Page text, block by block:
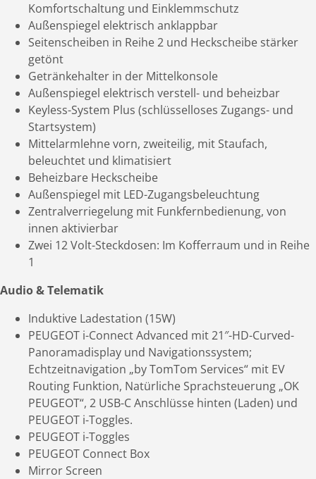
Komfortschaltung und Einklemmschutz
Außenspiegel elektrisch anklappbar
Seitenscheiben in Reihe 2 und Heckscheibe stärker
getönt
Getränkehalter in der Mittelkonsole
Außenspiegel elektrisch verstell- und beheizbar
Keyless-System Plus (schlüsselloses Zugangs- und
Startsystem)
Mittelarmlehne vorn, zweiteilig, mit Staufach,
beleuchtet und klimatisiert
Beheizbare Heckscheibe
Außenspiegel mit LED-Zugangsbeleuchtung
Zentralverriegelung mit Funkfernbedienung, von
innen aktivierbar
Zwei 12 Volt-Steckdosen: Im Kofferraum und in Reihe
1
Audio & Telematik
Induktive Ladestation (15W)
PEUGEOT i-Connect Advanced mit 21″-HD-Curved-
Panoramadisplay und Navigationssystem;
Echtzeitnavigation „by TomTom Services“ mit EV
Routing Funktion, Natürliche Sprachsteuerung „OK
PEUGEOT“, 2 USB-C Anschlüsse hinten (Laden) und
PEUGEOT i-Toggles.
PEUGEOT i-Toggles
PEUGEOT Connect Box
Mirror Screen